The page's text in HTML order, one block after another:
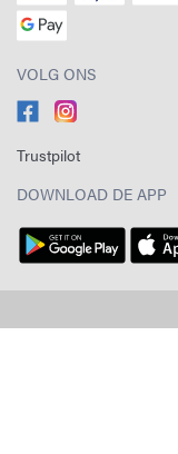
VOLG ONS
Trustpilot
DOWNLOAD DE APP